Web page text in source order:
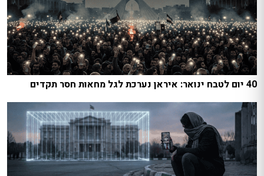
40 יום לטבח ינואר: איראן נערכת לגל מחאות חסר תקדים